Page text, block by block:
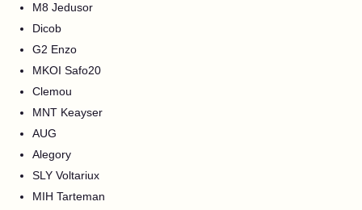
M8 Jedusor
Dicob
G2 Enzo
MKOI Safo20
Clemou
MNT Keayser
AUG
Alegory
SLY Voltariux
MIH Tarteman